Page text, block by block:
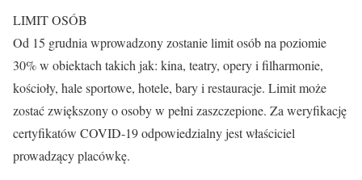
LIMIT OSÓB
Od 15 grudnia wprowadzony zostanie limit osób na poziomie
30% w obiektach takich jak: kina, teatry, opery i filharmonie,
kościoły, hale sportowe, hotele, bary i restauracje. Limit może
zostać zwiększony o osoby w pełni zaszczepione. Za weryfikację
certyfikatów COVID-19 odpowiedzialny jest właściciel
prowadzący placówkę.